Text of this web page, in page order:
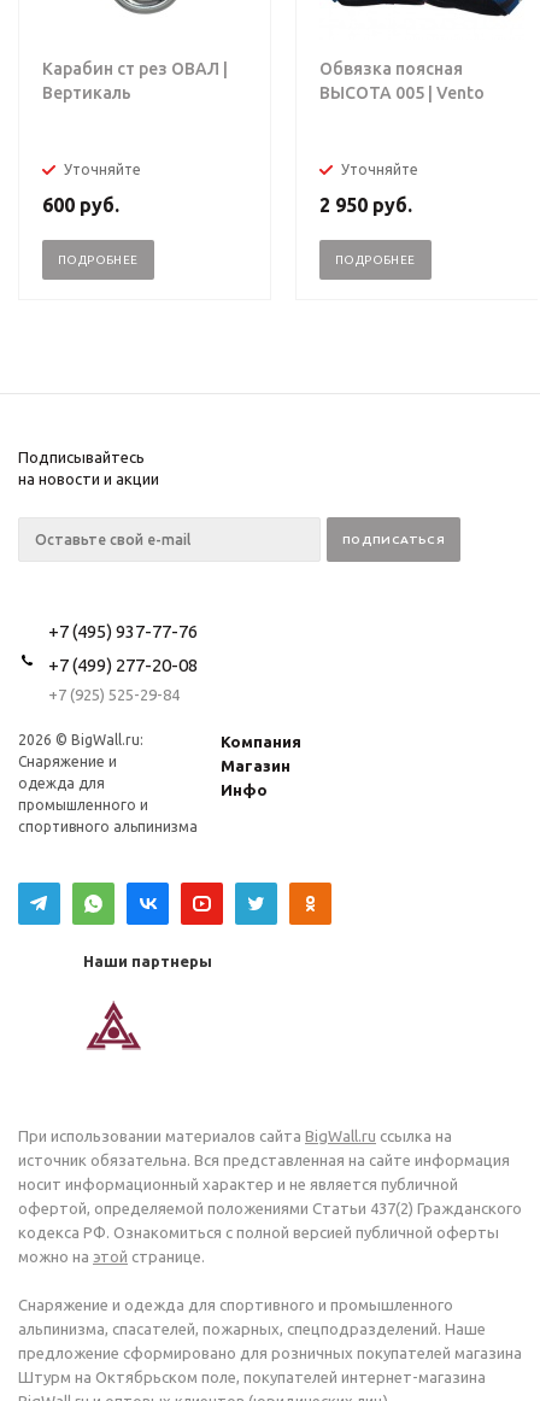
Карабин ст рез ОВАЛ |
Вертикаль
Уточняйте
600 руб.
ПОДРОБНЕЕ
Обвязка поясная
ВЫСОТА 005 | Vento
Уточняйте
2 950 руб.
ПОДРОБНЕЕ
Подписывайтесь
на новости и акции
+7 (495) 937-77-76
+7 (499) 277-20-08
+7 (925) 525-29-84
2026 © BigWall.ru:
Снаряжение и
одежда для
промышленного и
спортивного альпинизма
Компания
Магазин
Инфо
Наши партнеры
При использовании материалов сайта BigWall.ru ссылка на
источник обязательна. Вся представленная на сайте информация
носит информационный характер и не является публичной
офертой, определяемой положениями Статьи 437(2) Гражданского
кодекса РФ. Ознакомиться с полной версией публичной оферты
можно на этой странице.
Снаряжение и одежда для спортивного и промышленного
альпинизма, спасателей, пожарных, спецподразделений. Наше
предложение сформировано для розничных покупателей магазина
Штурм на Октябрьском поле, покупателей интернет-магазина